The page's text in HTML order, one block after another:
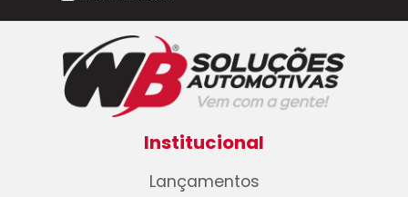
Institucional
Lançamentos